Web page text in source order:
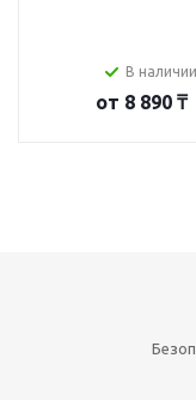
В наличии
от 8 890 ₸